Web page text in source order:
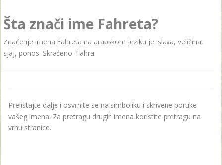
Šta znači ime Fahreta?
Značenje imena Fahreta na arapskom jeziku je: slava, veličina,
sjaj, ponos. Skraćeno: Fahra.
Prelistajte dalje i osvrnite se na simboliku i skrivene poruke
vašeg imena. Za pretragu drugih imena koristite pretragu na
vrhu stranice.